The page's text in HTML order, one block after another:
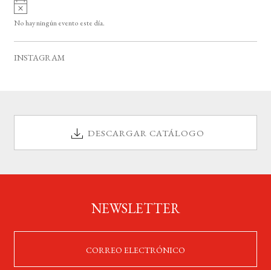
o
A
v
i
No hay ningún evento este día.
INSTAGRAM
DESCARGAR CATÁLOGO
NEWSLETTER